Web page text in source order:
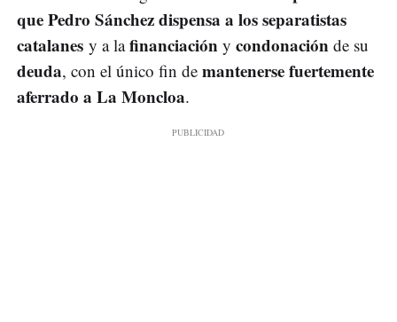
que Pedro Sánchez dispensa a los separatistas
catalanes y a lafinanciación y condonación de su
deuda, con el único fin de mantenerse fuertemente
aferrado a La Moncloa.